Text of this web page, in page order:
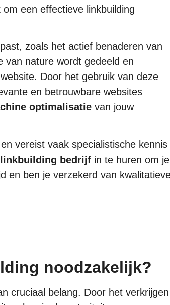
een effectieve linkbuilding
zoals het actief benaderen van
van nature wordt gedeeld en
Door het gebruik van deze
en betrouwbare websites
optimalisatie van jouw
vereist vaak specialistische kennis
linkbuilding bedrijf in te huren om je
en ben je verzekerd van
noodzakelijk?
cruciaal belang. Door het verkrijgen